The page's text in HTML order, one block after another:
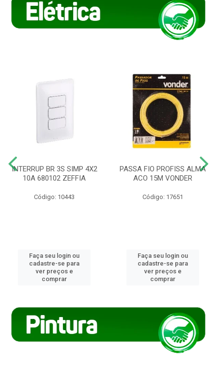
INTERRUP BR 3S SIMP 4X2
10A 680102 ZEFFIA
Código: 10443
Faça seu login ou
cadastre-se para
ver preços e
comprar
PASSA FIO PROFISS ALMA
ACO 15M VONDER
Código: 17651
Faça seu login ou
cadastre-se para
ver preços e
comprar